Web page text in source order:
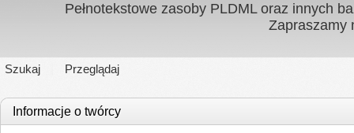
Pełnotekstowe zasoby PLDML oraz innych
Zapraszamy
Szukaj Przeglądaj
Informacje o twórcy